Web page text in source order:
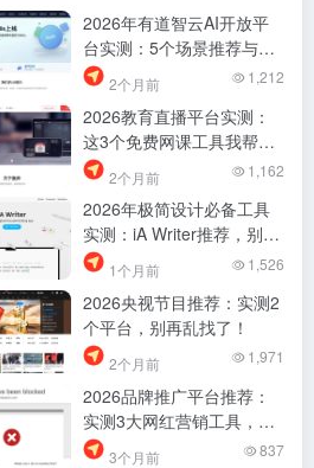
2026年有道智云AI开放平
台实测：5个场景推荐与避
坑指南2个月前 1,212
2026教育直播平台实测：
这3个免费网课工具我帮你
筛过了，少踩坑
2个月前 1,162
2026年极简设计必备工具
实测：iA Writer推荐，别再
乱找了1个月前 1,526
2026央视节目推荐：实测2
个平台，别再乱找了！
2个月前 1,971
2026品牌推广平台推荐：
实测3大网红营销工具，别
再乱找了
3个月前 837